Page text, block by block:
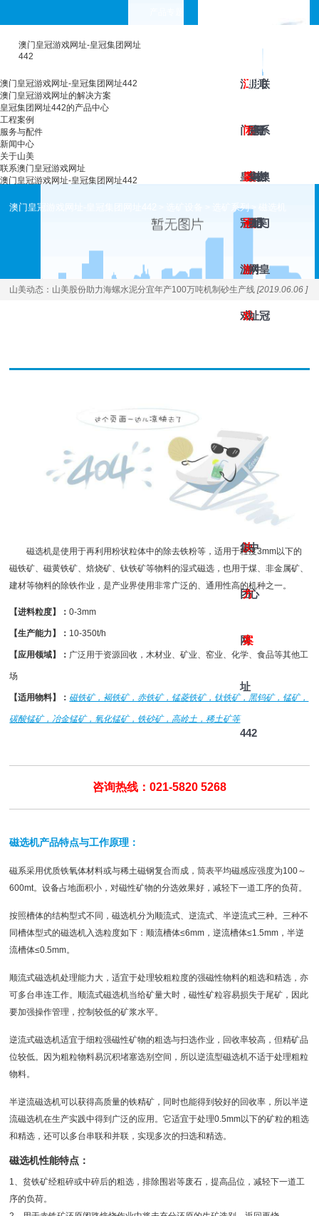
澳门皇冠游戏网址-皇冠集团网址
442
澳
门
皇
冠
游
戏
皇
冠
集
团
网
址
442
澳
门
皇
冠
游
戏
的
解
决
方
案
工
程
案
例
皇
冠
集
团
网
址
产
品
中
心
服
务
与
配
件
新
闻
中
心
关
于
山
美
联
系
澳
门
皇
冠
网
澳门皇冠游戏网址-皇冠集团网址442
澳门皇冠游戏网址的解决方案
皇冠集团网址442的产品中心
工程案例
服务与配件
新闻中心
关于山美
联系澳门皇冠游戏网址
澳门皇冠游戏网址-皇冠集团网址442
澳门皇冠游戏网址-皇冠集团网址442 选矿系列>
山美动态： 山美股份助力海螺水泥分宜年产100万吨机制砂生产线 [2019.06.06 ]
磁选机是使用于再利用粉状粒体中的除去铁粉等，适用于粒度3mm以下的
磁铁矿、磁黄铁矿、焙烧矿、钛铁矿等物料的湿式磁选，也用于煤、非金属矿、
建材等物料的除铁作业，是产业界使用非常广泛的、通用性高的机种之一。
【进料粒度】：0-3mm
【生产能力】： 10-350t/h
【应用领域】： 广泛用于资源回收，木材业、矿业、窑业、化学、食品等其他工
场
【适用物料】：磁铁矿，褐铁矿，赤铁矿，锰菱铁矿，钛铁矿，黑钨矿，锰矿，
碳酸锰矿，冶金锰矿，氧化锰矿，铁砂矿，高岭土，稀土矿等
咨询热线：021-5820 5268
磁选机产品特点与工作原理：
磁系采用优质铁氧体材料或与稀土磁钢复合而成，筒表平均磁感应强度为100～
600mt。设备占地面积小，对磁性矿物的分选效果好，减轻下一道工序的负荷。
按照槽体的结构型式不同，磁选机分为顺流式、逆流式、半逆流式三种。三种不
同槽体型式的磁选机入选粒度如下：顺流槽体≤6mm，逆流槽体≤1.5mm，半逆
流槽体≤0.5mm。
顺流式磁选机处理能力大，适宜于处理较粗粒度的强磁性物料的粗选和精选，亦
可多台串连工作。顺流式磁选机当给矿量大时，磁性矿粒容易损失于尾矿 ，因此
要加强操作管理，控制较低的矿浆水平。
逆流式磁选机适宜于细粒强磁性矿物的粗选与扫选作业，回收率较高，但精矿品
位较低。因为粗粒物料易沉积堵塞选别空间，所以逆流型磁选机不适于处理粗粒
物料。
半逆流磁选机可以获得高质量的铁精矿，同时也能得到较好的回收率，所以半逆
流磁选机在生产实践中得到广泛的应用。它适宜于处理0.5mm以下的矿粒的粗选
和精选，还可以多台串联和并联，实现多次的扫选和精选。
磁选机性能特点：
1、贫铁矿经粗碎或中碎后的粗选，排除围岩等废石，提高品位，减轻下一道工
序的负荷。